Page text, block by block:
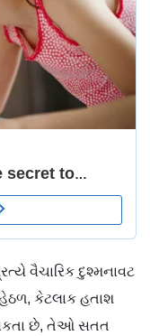
વૈચારિક દુશ્મનાવટ
કેટલાક હતાશ
છે, તેઓ સતત